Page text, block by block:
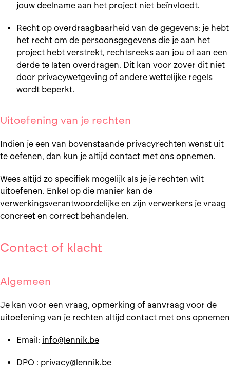
jouw deelname aan het project niet beïnvloedt.
Recht op overdraagbaarheid van de gegevens: je hebt
het recht om de persoonsgegevens die je aan het
project hebt verstrekt, rechtsreeks aan jou of aan een
derde te laten overdragen. Dit kan voor zover dit niet
door privacywetgeving of andere wettelijke regels
wordt beperkt.
Uitoefening van je rechten
Indien je een van bovenstaande privacyrechten wenst uit
te oefenen, dan kun je altijd contact met ons opnemen.
Wees altijd zo specifiek mogelijk als je je rechten wilt
uitoefenen. Enkel op die manier kan de
verwerkingsverantwoordelijke en zijn verwerkers je vraag
concreet en correct behandelen.
Contact of klacht
Algemeen
Je kan voor een vraag, opmerking of aanvraag voor de
uitoefening van je rechten altijd contact met ons opnemen
Email: info@lennik.be
DPO : privacy@lennik.be